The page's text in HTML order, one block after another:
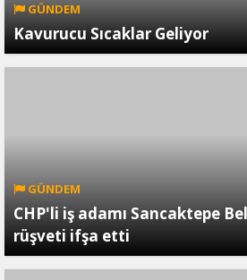
GÜNDEM
Kavurucu Sıcaklar Geliyor
GÜNDEM
CHP'li iş adamı Sancaktepe
rüşveti ifşa etti